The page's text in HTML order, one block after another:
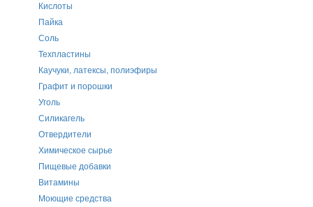
Кислоты
Пайка
Соль
Техпластины
Каучуки, латексы, полиэфиры
Графит и порошки
Уголь
Силикагель
Отвердители
Химическое сырье
Пищевые добавки
Витамины
Моющие средства